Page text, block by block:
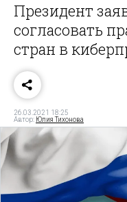
Президент
согласовать
стран в
26.03.2021 18:25
Автор: Юлия Тихонова